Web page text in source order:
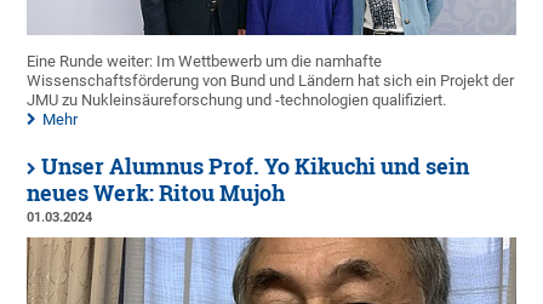
Eine Runde weiter: Im Wettbewerb um die namhafte
Wissenschaftsförderung von Bund und Ländern hat sich ein Projekt der
JMU zu Nukleinsäureforschung und -technologien qualifiziert.
Mehr
Unser Alumnus Prof. Yo Kikuchi und sein
neues Werk: Ritou Mujoh
01.03.2024